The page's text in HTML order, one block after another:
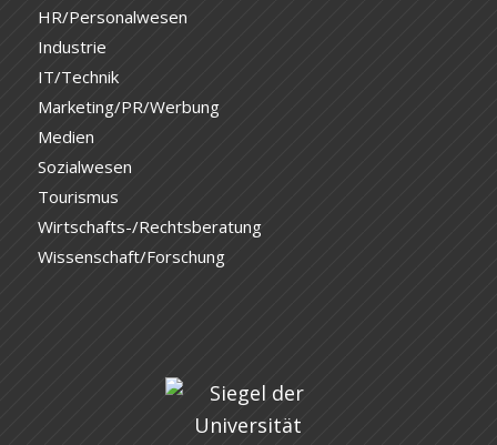
HR/Personalwesen
Industrie
IT/Technik
Marketing/PR/Werbung
Medien
Sozialwesen
Tourismus
Wirtschafts-/Rechtsberatung
Wissenschaft/Forschung